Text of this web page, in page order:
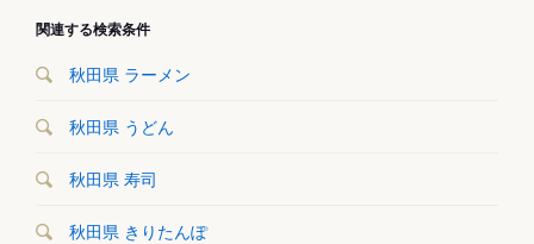
関連する検索条件
秋田県 ラーメン
秋田県 うどん
秋田県 寿司
秋田県 きりたんぽ